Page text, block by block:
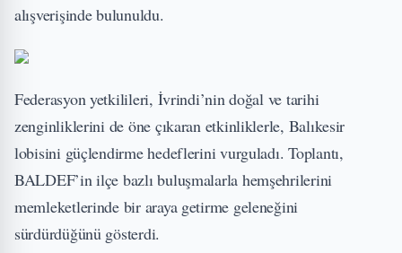
alışverişinde bulunuldu.
Federasyon yetkilileri, İvrindi’nin doğal ve tarihi
zenginliklerini de öne çıkaran etkinliklerle, Balıkesir
lobisini güçlendirme hedeflerini vurguladı. Toplantı,
BALDEF’in ilçe bazlı buluşmalarla hemşehrilerini
memleketlerinde bir araya getirme geleneğini
sürdürdüğünü gösterdi.